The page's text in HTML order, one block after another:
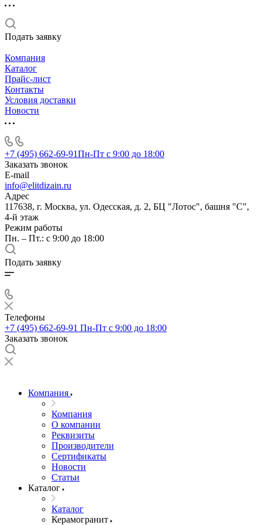
Подать заявку
Компания
Каталог
Прайс-лист
Контакты
Условия доставки
Новости
+7 (495) 662-69-91Пн-Пт c 9:00 до 18:00
Заказать звонок
E-mail
info@elitdizain.ru
Адрес
117638, г. Москва, ул. Одесская, д. 2, БЦ "Лотос", башня "С",
4-й этаж
Режим работы
Пн. – Пт.: с 9:00 до 18:00
Подать заявку
Телефоны
+7 (495) 662-69-91 Пн-Пт c 9:00 до 18:00
Заказать звонок
Компания
Компания
О компании
Реквизиты
Производители
Сертификаты
Новости
Статьи
Каталог
Каталог
Керамогранит